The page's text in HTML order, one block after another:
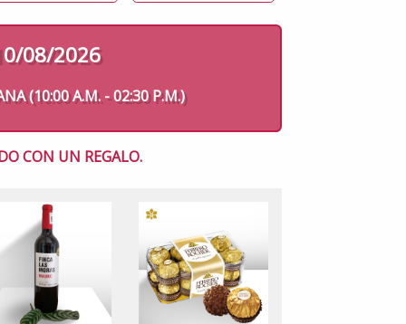
08/2026
(10:00 A.M. - 02:30 P.M.)
CON UN REGALO.